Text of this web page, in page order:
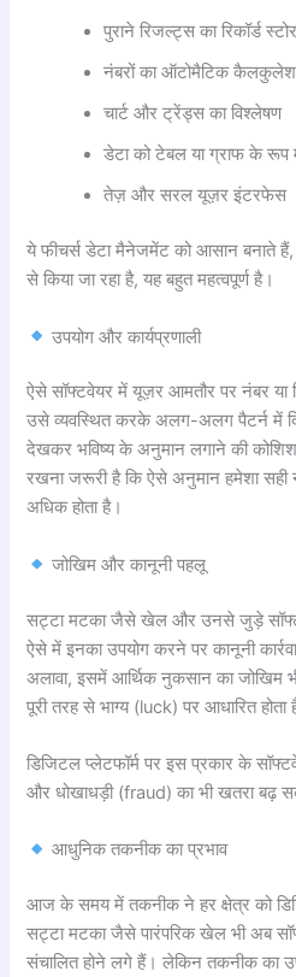
पुराने रिजल्ट्स का रिकॉर्ड
नंबरों का ऑटोमैटिक
चार्ट और ट्रेंड्स का विश्लेषण
डेटा को टेबल या ग्राफ के रूप
तेज़ और सरल यूज़र इंटरफेस
ये फीचर्स डेटा मैनेजमेंट को आसान बनाते
से किया जा रहा है, यह बहुत महत्वपूर्ण है।
उपयोग और कार्यप्रणाली
ऐसे सॉफ्टवेयर में यूज़र आमतौर पर नंबर या
उसे व्यवस्थित करके अलग-अलग पैटर्न में
देखकर भविष्य के अनुमान लगाने की
रखना जरूरी है कि ऐसे अनुमान हमेशा सही
अधिक होता है।
जोखिम और कानूनी पहलू
सट्टा मटका जैसे खेल और उनसे जुड़े
ऐसे में इनका उपयोग करने पर कानूनी
अलावा, इसमें आर्थिक नुकसान का जोखिम
पूरी तरह से भाग्य (luck) पर आधारित होता
डिजिटल प्लेटफॉर्म पर इस प्रकार के
और धोखाधड़ी (fraud) का भी खतरा बढ़
आधुनिक तकनीक का प्रभाव
आज के समय में तकनीक ने हर क्षेत्र को
सट्टा मटका जैसे पारंपरिक खेल भी अब
संचालित होने लगे हैं। लेकिन तकनीक का